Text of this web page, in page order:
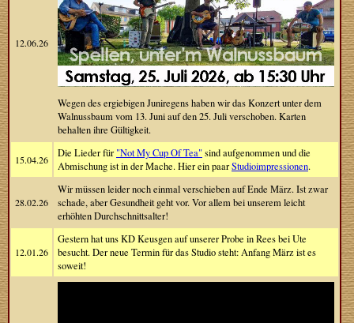
12.06.26
Wegen des ergiebigen Juniregens haben wir das Konzert unter dem
Walnussbaum vom 13. Juni auf den 25. Juli verschoben. Karten
behalten ihre Gültigkeit.
15.04.26 Die Lieder für "Not My Cup Of Tea" sind aufgenommen und die
Abmischung ist in der Mache. Hier ein paarStudioimpressionen.
28.02.26
Wir müssen leider noch einmal verschieben auf Ende März. Ist zwar
schade, aber Gesundheit geht vor. Vor allem bei unserem leicht
erhöhten Durchschnittsalter!
12.01.26
Gestern hat uns KD Keusgen auf unserer Probe in Rees bei Ute
besucht. Der neue Termin für das Studio steht: Anfang März ist es
soweit!